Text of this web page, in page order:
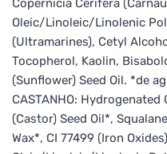
Oleic/Linoleic/Linolenic
(Ultramarines), Cetyl
Tocopherol, Kaolin,
(Sunflower) Seed Oil. *de
CASTANHO:
(Castor) Seed Oil*,
Wax*, CI 77499 (Iron